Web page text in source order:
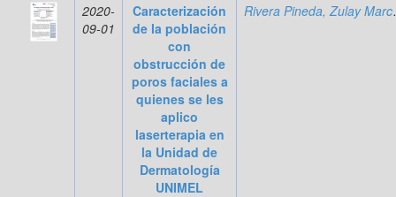
2020-
09-01
Caracterización
de la población
con
obstrucción de
poros faciales a
quienes se les
aplico
laserterapia en
la Unidad de
Dermatología
UNIMEL